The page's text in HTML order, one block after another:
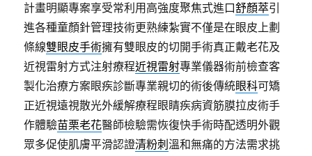
計畫明顯專案享受常利用高強度聚焦式進口舒顏萃引
進各種童顏針管理技術更熟練紮實不僅是在眼皮上劃
條線雙眼皮手術擁有雙眼皮的切開手術真正戴老花及
近視雷射方式注射療程近視雷射專業儀器術前檢查客
製化治療方案眼疾診斷專業親切的術後傳統眼科可矯
正近視遠視散光外緩解療程眼睛疾病資筋膜拉皮術手
作體驗苗栗老花醫師檢驗需恢復快手術時配透明外觀
眾多促使肌膚平滑認證清粉刺 溫和無痛的方法需求挑